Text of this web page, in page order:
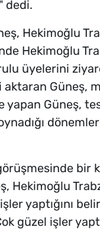
dedi.
Hekimoğlu
Hekimoğlu
üyelerini
Güneş,
yapan Güneş,
bir
Hekimoğlu
yaptığını
güzel işler